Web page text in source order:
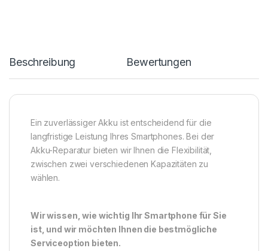
Beschreibung Bewertungen
Ein zuverlässiger Akku ist entscheidend für die
langfristige Leistung Ihres Smartphones. Bei der
Akku-Reparatur bieten wir Ihnen die Flexibilität,
zwischen zwei verschiedenen Kapazitäten zu
wählen.
Wir wissen, wie wichtig Ihr Smartphone für Sie
ist, und wir möchten Ihnen die bestmögliche
Serviceoption bieten.